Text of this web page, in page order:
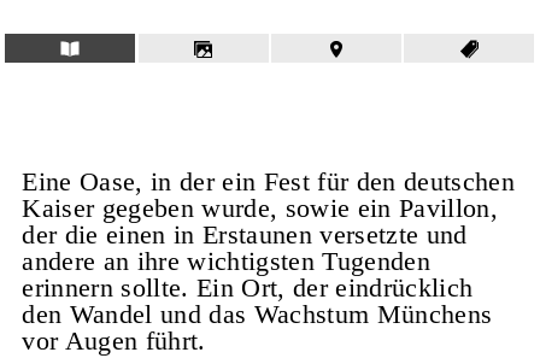
Eine Oase, in der ein Fest für den deutschen
Kaiser gegeben wurde, sowie ein Pavillon,
der die einen in Erstaunen versetzte und
andere an ihre wichtigsten Tugenden
erinnern sollte. Ein Ort, der eindrücklich
den Wandel und das Wachstum Münchens
vor Augen führt.